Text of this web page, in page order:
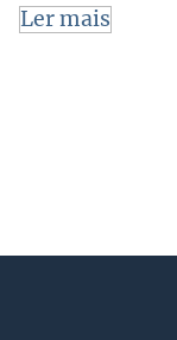
Ler mais